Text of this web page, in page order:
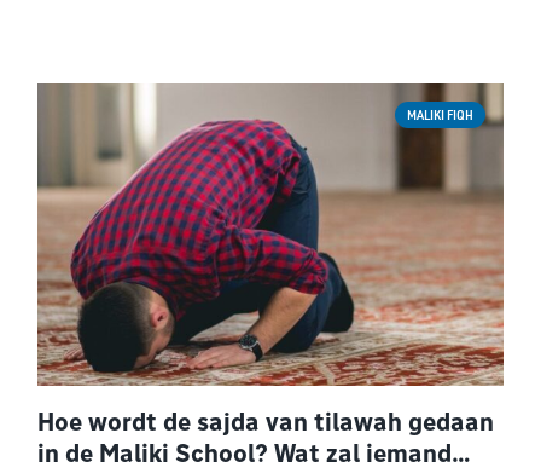
MALIKI FIQH
Hoe wordt de sajda van tilawah gedaan
in de Maliki School? Wat zal iemand